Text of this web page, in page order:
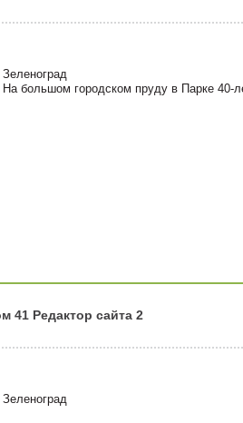
Зеленоград
На большом городском пруду в Парке 40-
41 Редактор сайта 2
Зеленоград